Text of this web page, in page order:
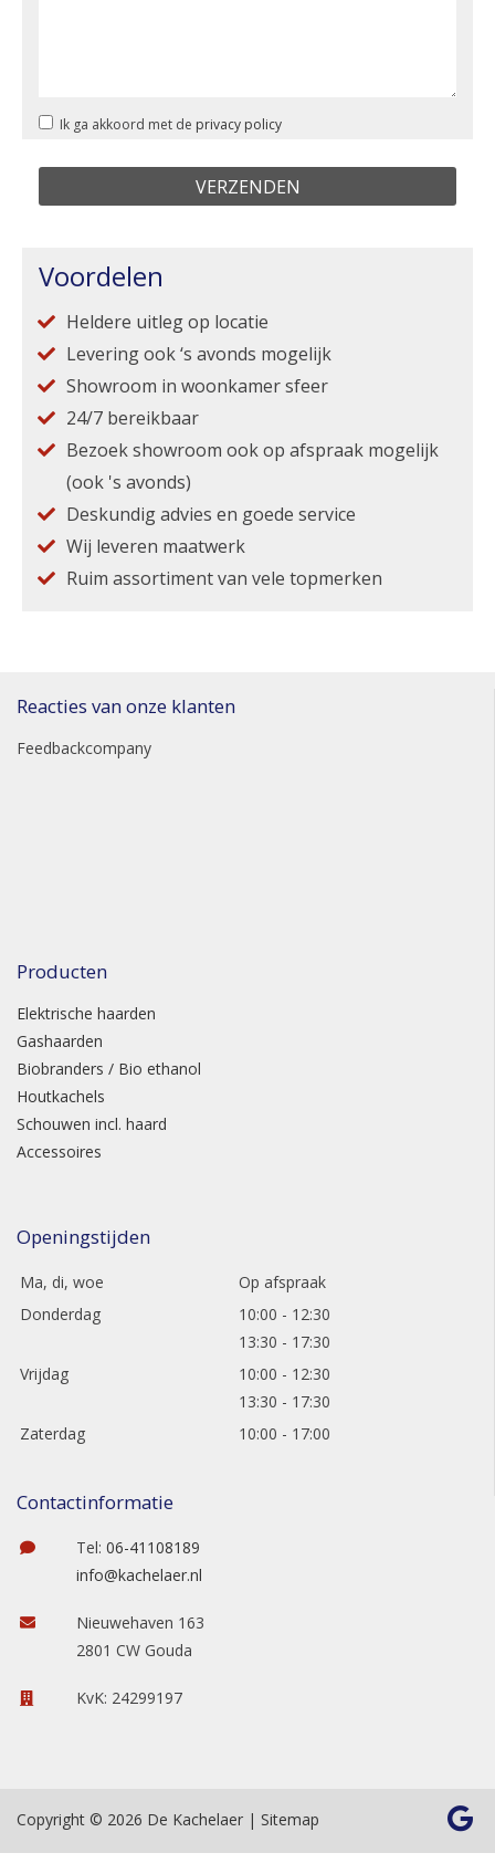
Ik ga akkoord met de privacy policy
Voordelen
Heldere uitleg op locatie
Levering ook ‘s avonds mogelijk
Showroom in woonkamer sfeer
24/7 bereikbaar
Bezoek showroom ook op afspraak mogelijk
(ook 's avonds)
Deskundig advies en goede service
Wij leveren maatwerk
Ruim assortiment van vele topmerken
Reacties van onze klanten
Feedbackcompany
Producten
Elektrische haarden
Gashaarden
Biobranders / Bio ethanol
Houtkachels
Schouwen incl. haard
Accessoires
Openingstijden
Ma, di, woe
Op afspraak
Donderdag
10:00 - 12:30
13:30 - 17:30
Vrijdag
10:00 - 12:30
13:30 - 17:30
Zaterdag
10:00 - 17:00
Contactinformatie
Tel: 06-41108189
info@kachelaer.nl
Nieuwehaven 163
2801 CW Gouda
KvK: 24299197
Copyright © 2026 De Kachelaer | Sitemap